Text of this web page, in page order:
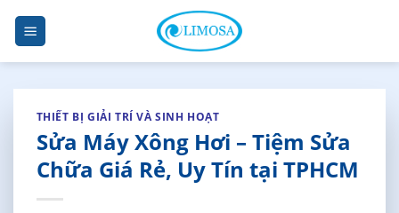
Skip
content
THIẾT BỊ GIẢI TRÍ VÀ SINH HOẠT
Sửa Máy Xông Hơi – Tiệm Sửa
Chữa Giá Rẻ, Uy Tín tại TPHCM